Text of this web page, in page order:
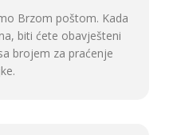
Brzom poštom. Kada
biti ćete obavješteni
brojem za praćenje